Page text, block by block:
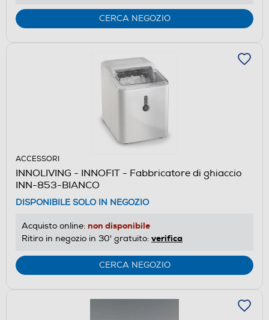
CERCA NEGOZIO
ACCESSORI
INNOLIVING - INNOFIT - Fabbricatore di ghiaccio
INN-853-BIANCO
DISPONIBILE SOLO IN NEGOZIO
Acquisto online: non disponibile
Ritiro in negozio in 30' gratuito: verifica
CERCA NEGOZIO